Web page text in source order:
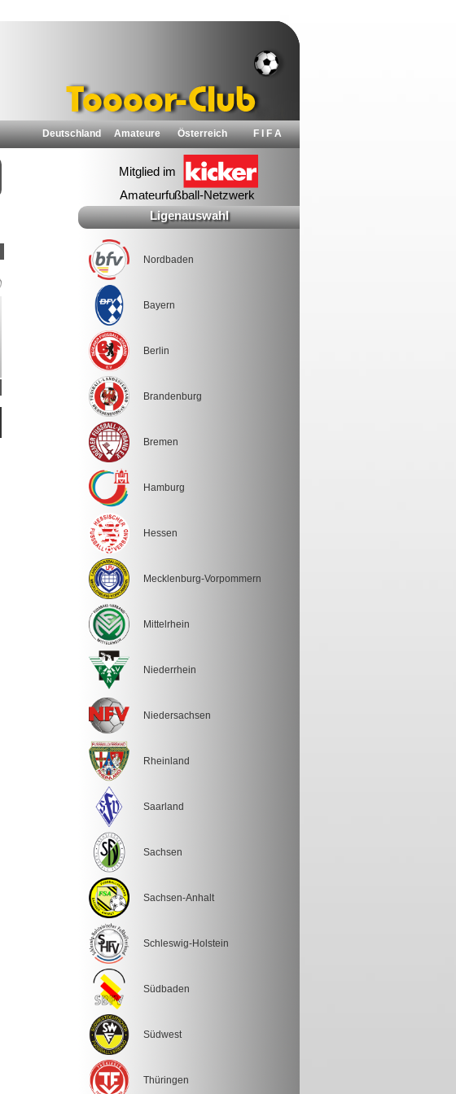
Deutschland Amateure Österreich F I F A
Ligenauswahl
Nordbaden
Bayern
Berlin
Brandenburg
Bremen
Hamburg
Hessen
Mecklenburg-Vorpommern
Mittelrhein
Niederrhein
Niedersachsen
Rheinland
Saarland
Sachsen
Sachsen-Anhalt
Schleswig-Holstein
Südbaden
Südwest
Thüringen